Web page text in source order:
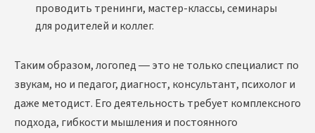
проводить тренинги, мастер-классы, семинары
для родителей и коллег.
Таким образом, логопед — это не только специалист по
звукам, но и педагог, диагност, консультант, психолог и
даже методист. Его деятельность требует комплексного
подхода, гибкости мышления и постоянного